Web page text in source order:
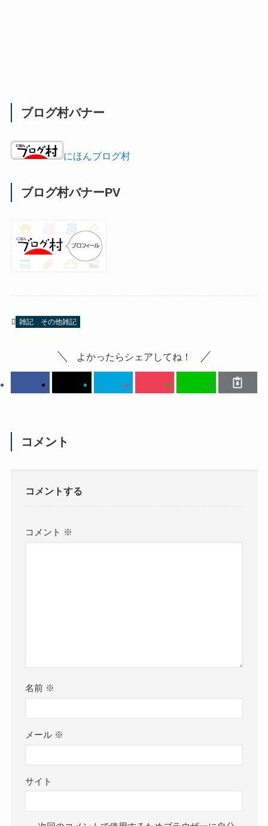
ブログ村バナー
にほんブログ村
ブログ村バナーPV
雑記 その他雑記
よかったらシェアしてね！
コメント
コメントする
コメント ※
名前 ※
メール ※
サイト